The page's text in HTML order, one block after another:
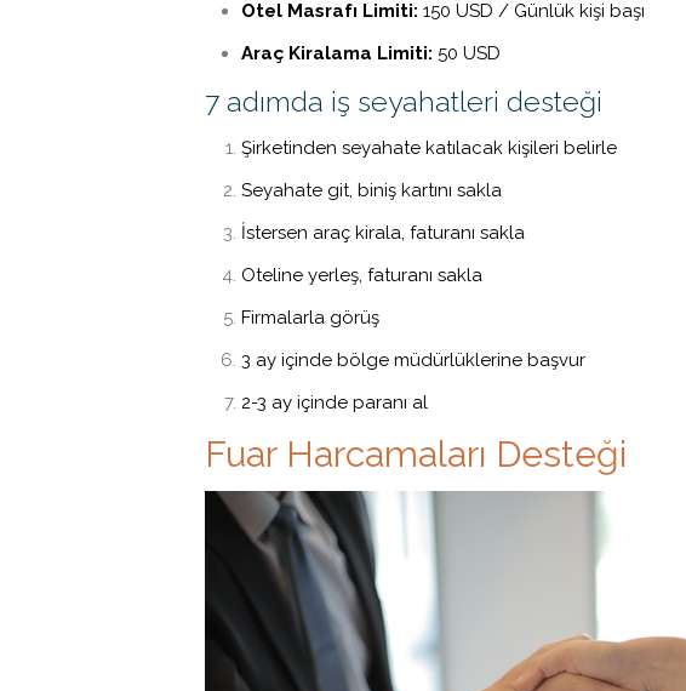
Otel Masrafı Limiti: 150 USD / Günlük kişi başı
Araç Kiralama Limiti: 50 USD
7 adımda iş seyahatleri desteği
Şirketinden seyahate katılacak kişileri belirle
Seyahate git, biniş kartını sakla
İstersen araç kirala, faturanı sakla
Oteline yerleş, faturanı sakla
Firmalarla görüş
3 ay içinde bölge müdürlüklerine başvur
2-3 ay içinde paranı al
Fuar Harcamaları Desteği